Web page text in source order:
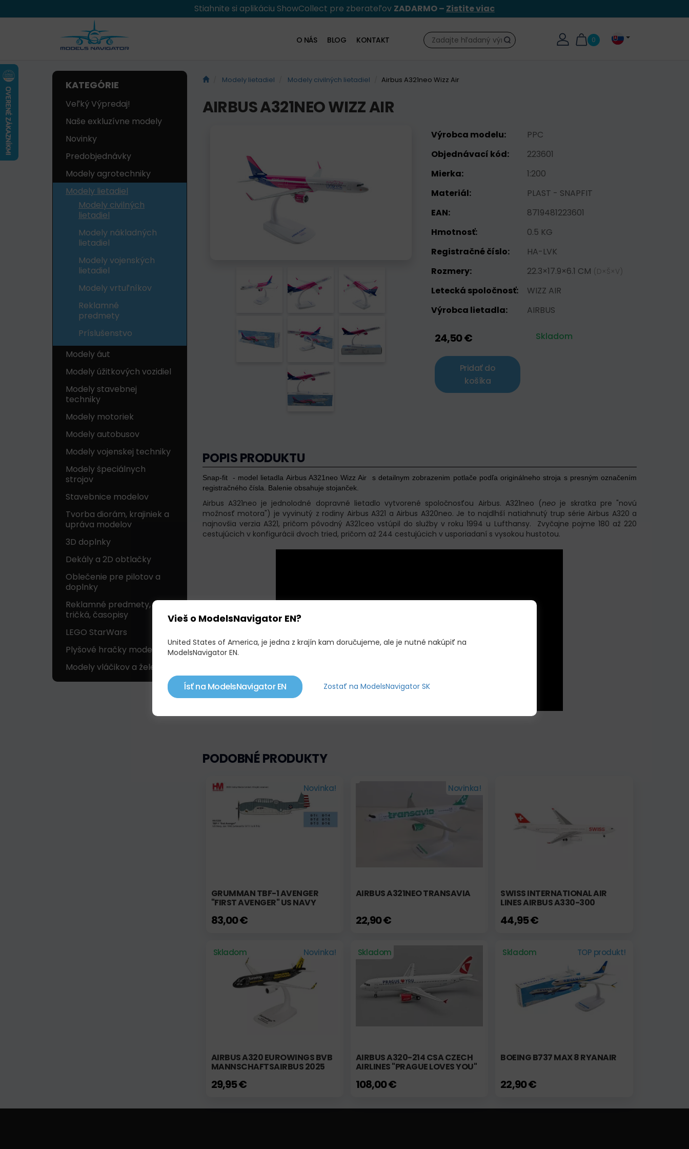
Stiahnite si aplikáciu ShowCollect pre zberateľov ZADARMO – Zistite viac
0
Hľadať
O NÁS BLOG KONTAKT
KATEGÓRIE
Veľký Výpredaj!
Naše exkluzívne modely
Novinky
Predobjednávky
Modely agrotechniky
Modely lietadiel
Modely civilných
lietadiel
Modely nákladných
lietadiel
Modely vojenských
lietadiel
Modely vrtuľníkov
Reklamné
predmety
Príslušenstvo
Modely áut
Modely úžitkových vozidiel
Modely stavebnej
techniky
Modely motoriek
Modely autobusov
Modely vojenskej techniky
Modely špeciálnych
strojov
Stavebnice modelov
Tvorba diorám, krajiniek a
upráva modelov
3D doplnky
Dekály a 2D obtlačky
Oblečenie pre pilotov a
doplnky
Reklamné predmety,
tričká, časopisy
LEGO StarWars
Plyšové hračky modelov
Modely vláčikov a železníc
Modely lietadiel Modely civilných lietadiel Airbus A321neo Wizz Air
AIRBUS A321NEO WIZZ AIR
Výrobca modelu:
PPC
Objednávací kód:
223601
Mierka:
1:200
Materiál:
PLAST - SNAPFIT
EAN:
8719481223601
Hmotnosť:
0.5 KG
Registračné číslo:
HA-LVK
Rozmery:
22.3×17.9×6.1 CM (D×Š×V)
Letecká spoločnosť:
WIZZ AIR
Výrobca lietadla:
AIRBUS
24,50 € Skladom
Pridať do
košíka
POPIS PRODUKTU
Snap-fit - model lietadla Airbus A321neo Wizz Air s detailnym zobrazenim potlače podľa originálneho stroja s presným označením
registračného čísla. Balenie obsahuje stojanček.
Airbus A321neo je jednolodné dopravné lietadlo vytvorené spoločnosťou Airbus. A321neo (neo je skratka pre "novú
možnosť motora") je vyvinutý z rodiny Airbus A321 a Airbus A320neo. Je to najdlhší natiahnutý trup série Airbus A320 a
najnovšia verzia A321, pričom pôvodný A321ceo vstúpil do služby v roku 1994 u Lufthansy. Zvyčajne pojme 180 až 220
cestujúcich v konfigurácii dvoch tried, pričom až 244 cestujúcich v usporiadaní s vysokou hustotou.
PODOBNÉ PRODUKTY
Novinka!
GRUMMAN TBF-1 AVENGER
"FIRST AVENGER" US NAVY
83,00 €
Novinka!
AIRBUS A321NEO TRANSAVIA
22,90 €
SWISS INTERNATIONAL AIR
LINES AIRBUS A330-300
44,95 €
Skladom Novinka!
AIRBUS A320 EUROWINGS BVB
MANNSCHAFTSAIRBUS 2025
29,95 €
Skladom
AIRBUS A320-214 CSA CZECH
AIRLINES "PRAGUE LOVES YOU"
108,00 €
Skladom TOP produkt!
BOEING B737 MAX 8 RYANAIR
22,90 €
Vieš o ModelsNavigator EN?
United States of America, je jedna z krajín kam doručujeme, ale je nutné nakúpiť na
ModelsNavigator EN.
Ísť na ModelsNavigator EN Zostať na ModelsNavigator SK